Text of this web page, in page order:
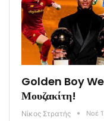
Golden Boy
Μουζακίτη!
Νίκος Στρατής Νοέ